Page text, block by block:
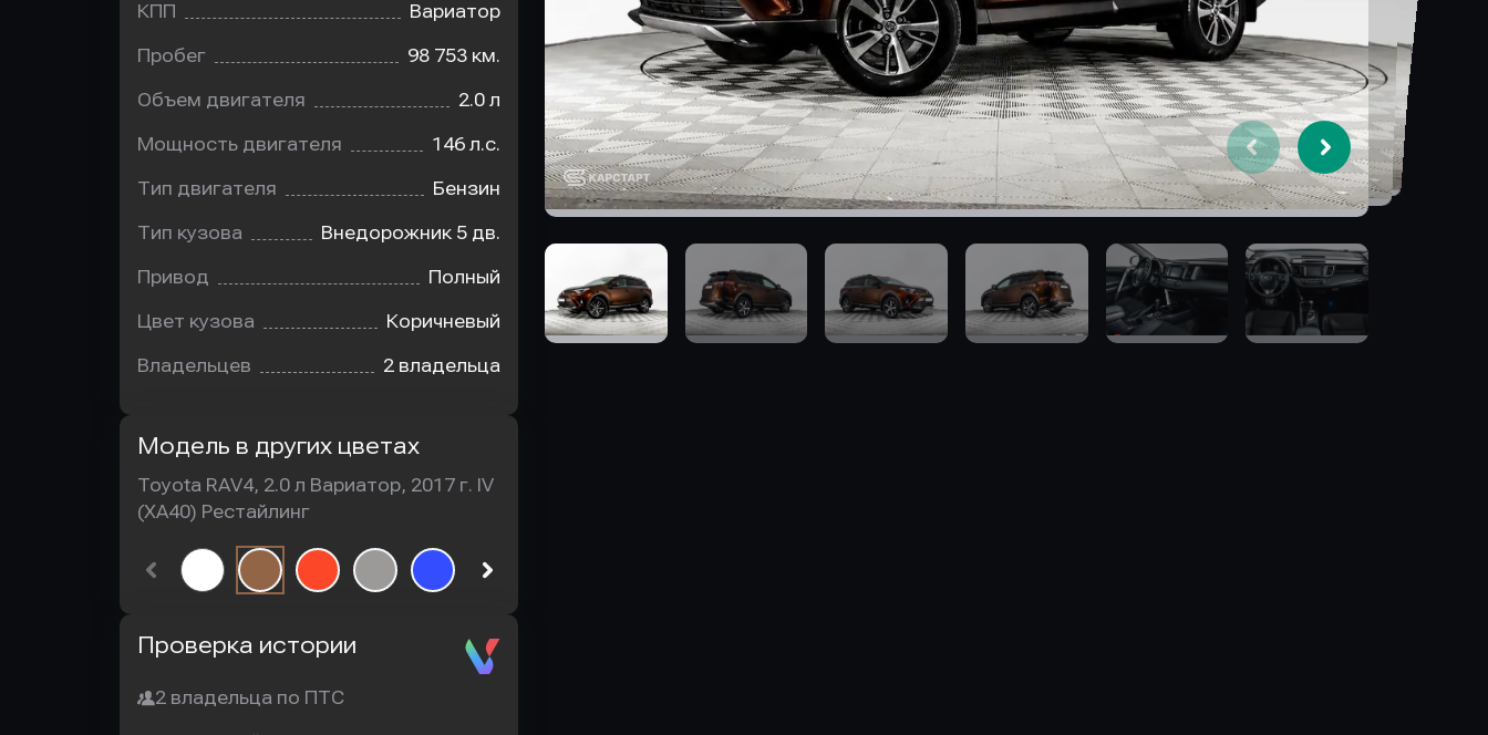
КПП Вариатор
Пробег 98 753 км.
Объем двигателя 2.0 л
Мощность двигателя 146 л.с.
Тип двигателя Бензин
Тип кузова Внедорожник 5 дв.
Привод Полный
Цвет кузова Коричневый
Владельцев 2 владельца
Модель в других цветах
Toyota RAV4, 2.0 л Вариатор, 2017 г. IV
(XA40) Рестайлинг
Проверка истории
2 владельца по ПТС